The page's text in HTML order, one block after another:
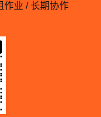
作业 / 长期协作